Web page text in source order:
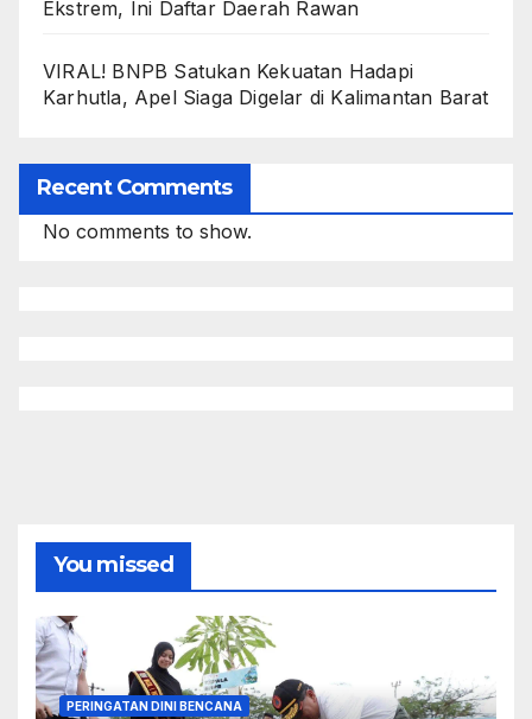
Ekstrem, Ini Daftar Daerah Rawan
VIRAL! BNPB Satukan Kekuatan Hadapi
Karhutla, Apel Siaga Digelar di Kalimantan Barat
Recent Comments
No comments to show.
You missed
PERINGATAN DINI BENCANA